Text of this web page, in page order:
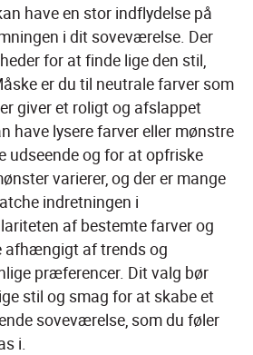
have en stor indflydelse på
i dit soveværelse. Der
for at finde lige den stil,
er du til neutrale farver som
giver et roligt og afslappet
have lysere farver eller mønstre
udseende og for at opfriske
varierer, og der er mange
indretningen i
af ​​bestemte farver og
afhængigt af trends og
præferencer. Dit valg bør
stil og smag for at skabe et
soveværelse, som du føler
i.